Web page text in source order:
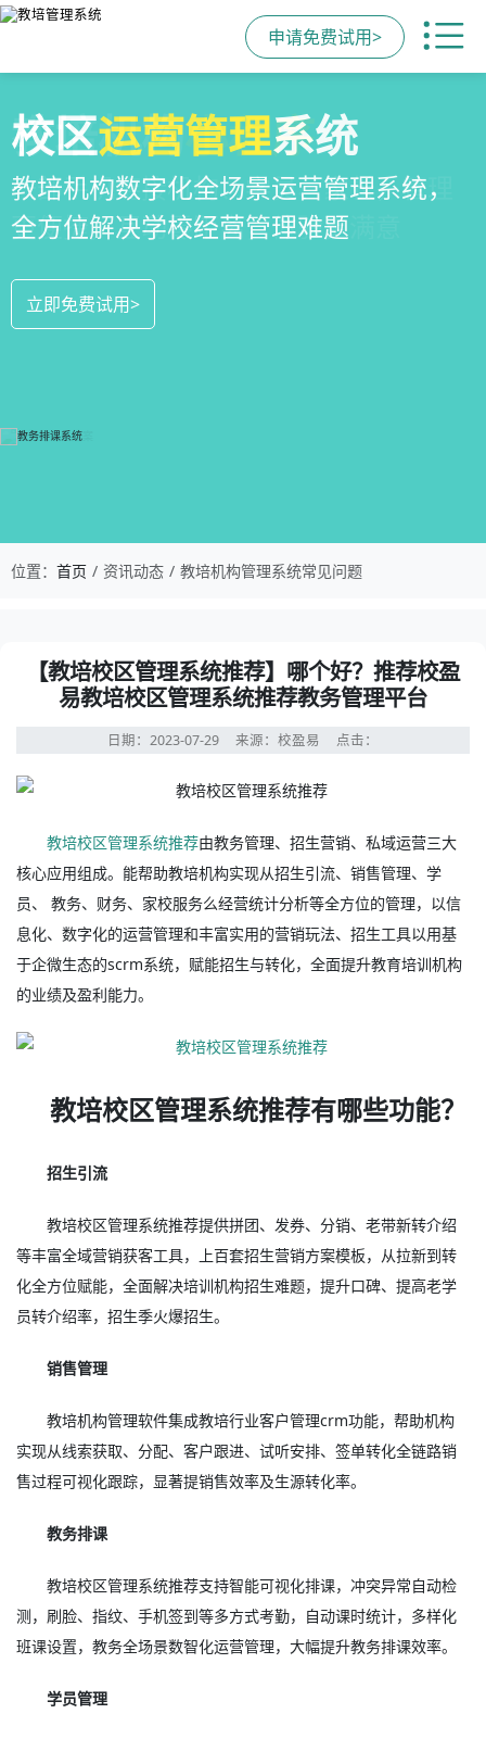
申请免费试用>
全场景招生方案
全场景招生方案+产品矩阵，帮助教育机
构低成本实现生源指数级增长
立即免费试用>
教培机构小程序
一部手机链接机构、学员、家长，管理
更便捷，互动零距离，体验更满意
立即免费试用>
校区运营管理系统
教培机构数字化全场景运营管理系统，
全方位解决学校经营管理难题
立即免费试用>
位置： 首页 资讯动态 教培机构管理系统常见问题
【教培校区管理系统推荐】哪个好？推荐校盈
易教培校区管理系统推荐教务管理平台
日期：2023-07-29 来源：校盈易 点击：
教培校区管理系统推荐由教务管理、招生营销、私域运营三大
核心应用组成。能帮助教培机构实现从招生引流、销售管理、学
员、 教务、财务、家校服务么经营统计分析等全方位的管理，以信
息化、数字化的运营管理和丰富实用的营销玩法、招生工具以用基
于企微生态的scrm系统，赋能招生与转化，全面提升教育培训机构
的业绩及盈利能力。
教培校区管理系统推荐有哪些功能？
招生引流
教培校区管理系统推荐提供拼团、发券、分销、老带新转介绍
等丰富全域营销获客工具，上百套招生营销方案模板，从拉新到转
化全方位赋能，全面解决培训机构招生难题，提升口碑、提高老学
员转介绍率，招生季火爆招生。
销售管理
教培机构管理软件集成教培行业客户管理crm功能，帮助机构
实现从线索获取、分配、客户跟进、试听安排、签单转化全链路销
售过程可视化跟踪，显著提销售效率及生源转化率。
教务排课
教培校区管理系统推荐支持智能可视化排课，冲突异常自动检
测，刷脸、指纹、手机签到等多方式考勤，自动课时统计，多样化
班课设置，教务全场景数智化运营管理，大幅提升教务排课效率。
学员管理